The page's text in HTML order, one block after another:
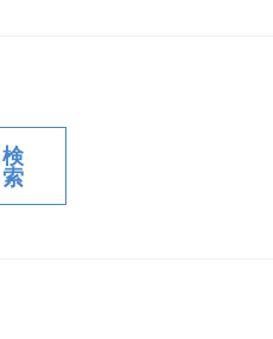
検
索